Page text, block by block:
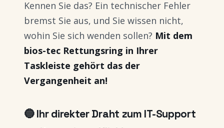
Kennen Sie das? Ein technischer Fehler
bremst Sie aus, und Sie wissen nicht,
wohin Sie sich wenden sollen? Mit dem
bios-tec Rettungsring in Ihrer
Taskleiste gehört das der
Vergangenheit an!
🔵 Ihr direkter Draht zum IT-Support